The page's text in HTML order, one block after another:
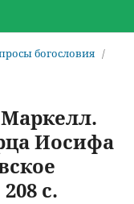
богословия /
Иосифа
с.